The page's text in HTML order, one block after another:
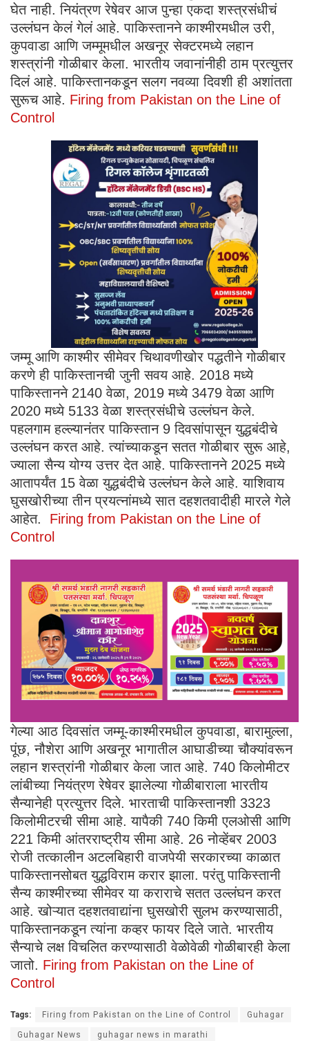
घेत नाही. नियंत्रण रेषेवर आज पुन्हा एकदा शस्त्रसंधीचं
उल्लंघन केलं गेलं आहे. पाकिस्तानने काश्मीरमधील उरी,
कुपवाडा आणि जम्मूमधील अखनूर सेक्टरमध्ये लहान
शस्त्रांनी गोळीबार केला. भारतीय जवानांनीही ठाम प्रत्युत्तर
दिलं आहे. पाकिस्तानकडून सलग नवव्या दिवशी ही अशांतता
सुरूच आहे. Firing from Pakistan on the Line of
Control
जम्मू आणि काश्मीर सीमेवर चिथावणीखोर पद्धतीने गोळीबार
करणे ही पाकिस्तानची जुनी सवय आहे. 2018 मध्ये
पाकिस्तानने 2140 वेळा, 2019 मध्ये 3479 वेळा आणि
2020 मध्ये 5133 वेळा शस्त्रसंधीचे उल्लंघन केले.
पहलगाम हल्ल्यानंतर पाकिस्तान 9 दिवसांपासून युद्धबंदीचे
उल्लंघन करत आहे. त्यांच्याकडून सतत गोळीबार सुरू आहे,
ज्याला सैन्य योग्य उत्तर देत आहे. पाकिस्तानने 2025 मध्ये
आतापर्यंत 15 वेळा युद्धबंदीचे उल्लंघन केले आहे. याशिवाय
घुसखोरीच्या तीन प्रयत्नांमध्ये सात दहशतवादीही मारले गेले
आहेत. Firing from Pakistan on the Line of
Control
गेल्या आठ दिवसांत जम्मू-काश्मीरमधील कुपवाडा, बारामुल्ला,
पूंछ, नौशेरा आणि अखनूर भागातील आघाडीच्या चौक्यांवरून
लहान शस्त्रांनी गोळीबार केला जात आहे. 740 किलोमीटर
लांबीच्या नियंत्रण रेषेवर झालेल्या गोळीबाराला भारतीय
सैन्यानेही प्रत्युत्तर दिले. भारताची पाकिस्तानशी 3323
किलोमीटरची सीमा आहे. यापैकी 740 किमी एलओसी आणि
221 किमी आंतरराष्ट्रीय सीमा आहे. 26 नोव्हेंबर 2003
रोजी तत्कालीन अटलबिहारी वाजपेयी सरकारच्या काळात
पाकिस्तानसोबत युद्धविराम करार झाला. परंतु पाकिस्तानी
सैन्य काश्मीरच्या सीमेवर या कराराचे सतत उल्लंघन करत
आहे. खोऱ्यात दहशतवाद्यांना घुसखोरी सुलभ करण्यासाठी,
पाकिस्तानकडून त्यांना कव्हर फायर दिले जाते. भारतीय
सैन्याचे लक्ष विचलित करण्यासाठी वेळोवेळी गोळीबारही केला
जातो. Firing from Pakistan on the Line of
Control
Tags: Firing from Pakistan on the Line of Control Guhagar
Guhagar News guhagar news in marathi